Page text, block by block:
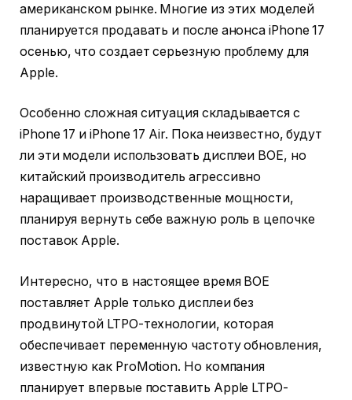
американском рынке. Многие из этих моделей
планируется продавать и после анонса iPhone 17
осенью, что создает серьезную проблему для
Apple.
Особенно сложная ситуация складывается с
iPhone 17 и iPhone 17 Air. Пока неизвестно, будут
ли эти модели использовать дисплеи BOE, но
китайский производитель агрессивно
наращивает производственные мощности,
планируя вернуть себе важную роль в цепочке
поставок Apple.
Интересно, что в настоящее время BOE
поставляет Apple только дисплеи без
продвинутой LTPO-технологии, которая
обеспечивает переменную частоту обновления,
известную как ProMotion. Но компания
планирует впервые поставить Apple LTPO-